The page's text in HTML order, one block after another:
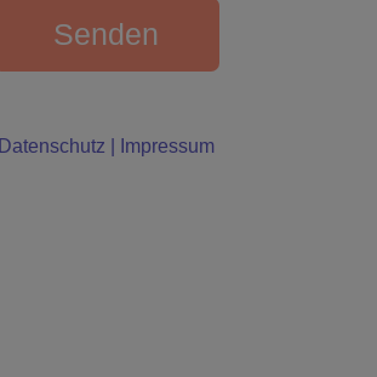
Senden
Datenschutz Impressum